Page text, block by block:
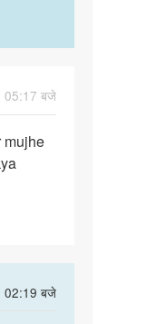
05:17 बजे
mujhe
02:19 बजे